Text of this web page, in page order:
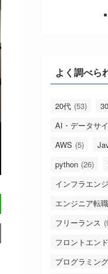
よく調べら
20代 (53)
AI・データサ
AWS (5)
python (26)
インフラエン
エンジニア転職
フリーランス
フロントエン
プログラミン